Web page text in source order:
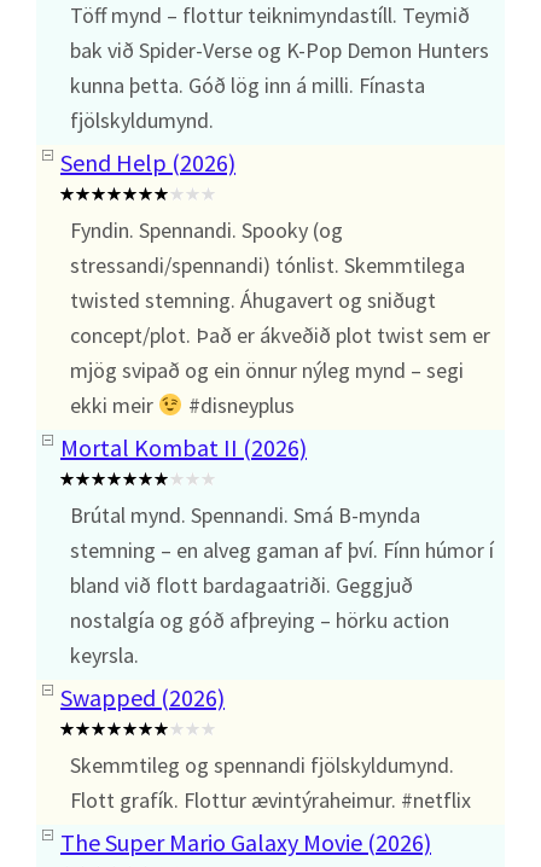
Töff mynd – flottur teiknimyndastíll. Teymið
bak við Spider-Verse og K-Pop Demon Hunters
kunna þetta. Góð lög inn á milli. Fínasta
fjölskyldumynd.
Send Help (2026)
Fyndin. Spennandi. Spooky (og
stressandi/spennandi) tónlist. Skemmtilega
twisted stemning. Áhugavert og sniðugt
concept/plot. Það er ákveðið plot twist sem er
mjög svipað og ein önnur nýleg mynd – segi
ekki meir
#disneyplus
Mortal Kombat II (2026)
Brútal mynd. Spennandi. Smá B-mynda
stemning – en alveg gaman af því. Fínn húmor í
bland við flott bardagaatriði. Geggjuð
nostalgía og góð afþreying – hörku action
keyrsla.
Swapped (2026)
Skemmtileg og spennandi fjölskyldumynd.
Flott grafík. Flottur ævintýraheimur. #netflix
The Super Mario Galaxy Movie (2026)